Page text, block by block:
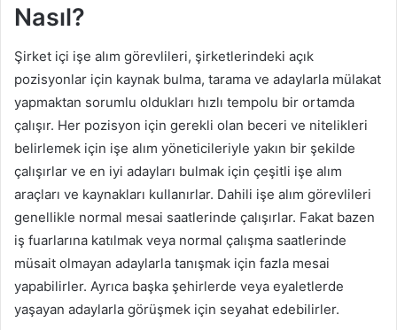
Nasıl?
Şirket içi işe alım görevlileri, şirketlerindeki açık
pozisyonlar için kaynak bulma, tarama ve adaylarla mülakat
yapmaktan sorumlu oldukları hızlı tempolu bir ortamda
çalışır. Her pozisyon için gerekli olan beceri ve nitelikleri
belirlemek için işe alım yöneticileriyle yakın bir şekilde
çalışırlar ve en iyi adayları bulmak için çeşitli işe alım
araçları ve kaynakları kullanırlar. Dahili işe alım görevlileri
genellikle normal mesai saatlerinde çalışırlar. Fakat bazen
iş fuarlarına katılmak veya normal çalışma saatlerinde
müsait olmayan adaylarla tanışmak için fazla mesai
yapabilirler. Ayrıca başka şehirlerde veya eyaletlerde
yaşayan adaylarla görüşmek için seyahat edebilirler.